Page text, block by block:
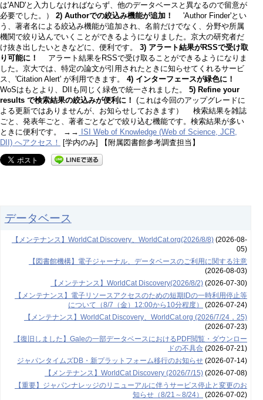
は'AND'と入力しなければならず、他のデータベースと異なるので留意が
必要でした。） 2) Authorでの絞込み機能が追加！
'Author Finder'とい
う、著者名による絞込み機能が追加され、名前だけでなく、分野や所属
機関で絞り込んでいくことができるようになりました。京大の研究者だ
け抜き出したいときなどに、便利です。 3) アラート結果がRSSで受け取
り可能に！
アラート結果をRSSで受け取ることができるようになりま
した。京大では、特定の論文が引用されたときに知らせてくれるサービ
ス、'Citation Alert' が利用できます。 4) インターフェースが緑色に！
WoSはもとより、DIIも同じく緑色で統一されました。 5) Refine your
results で検索結果の絞込みが便利に！ (これは今回のアップグレードに
よる更新ではありませんが、お知らせしておきます） 検索結果を雑誌
ごと、発表年ごと、著者ごとなどで絞り込む機能です。検索結果が多い
ときに便利です。 →→
ISI Web of Knowledge (Web of Science, JCR,
DII) へアクセス！
[学内のみ] 【附属図書館参考調査担当】
データベース
【メンテナンス】WorldCat Discovery、WorldCat.org(2026/8/8)(2026-08-
05)
【図書館機構】電子ジャーナル、データベースのご利用に関する注意
(2026-08-03)
【メンテナンス】WorldCat Discovery(2026/8/2)(2026-07-30)
【メンテナンス】電子リソースアクセスのための短期IDの一時利用停止等
について（8/7（金）12:00から10分程度）
(2026-07-24)
【メンテナンス】WorldCat Discovery、WorldCat.org (2026/7/24，25)
(2026-07-23)
【復旧しました】Galeの一部データベースにおけるPDF閲覧・ダウンロー
ドの不具合 (2026-07-21)
ジャパンタイムズDB・新プラットフォーム移行のお知らせ(2026-07-14)
【メンテナンス】WorldCat Discovery (2026/7/15)(2026-07-08)
【重要】ジャパンナレッジのリニューアルに伴うサービス停止と変更のお
知らせ（8/21～8/24）
(2026-07-02)